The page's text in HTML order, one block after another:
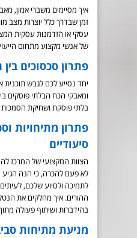
איך מסיימים משברי אמון,
זמן שבדרך כלל יוצרות
עסקי או הזדמנות עסקית
של אנשי מקצוע מתחום
פתרון סכסוכים בין
יחד נסייע לכם לגבש
ומאבקי הכח הבלתי פוסקים
בלתי פוסקת ושחיקת
פתרון מתיחויות
סיעודיים
הצוות המקצועי של המרכז
לא פעם להכרה, כי הנה הגיע
לתמיכה ולסיוע שלכם,
ההורים. איך מחלקים את
בהידברות ושיתוף פעולה
מניעת מתיחות